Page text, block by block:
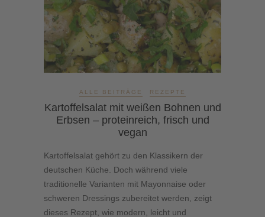
ALLE BEITRÄGE REZEPTE
Kartoffelsalat mit weißen Bohnen und
Erbsen – proteinreich, frisch und
vegan
Kartoffelsalat gehört zu den Klassikern der
deutschen Küche. Doch während viele
traditionelle Varianten mit Mayonnaise oder
schweren Dressings zubereitet werden, zeigt
dieses Rezept, wie modern, leicht und